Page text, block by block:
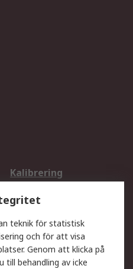
Kalibrering
Teknisk Support
Exportlösningar
teknik för statistisk
och för att visa
Genom att klicka på
till behandling av icke